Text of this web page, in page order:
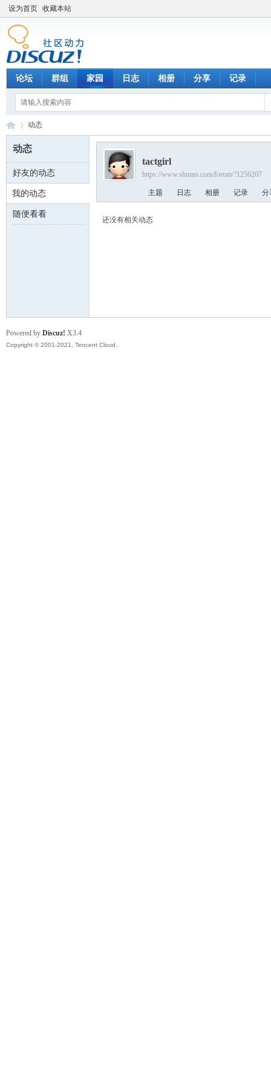
设为首页 收藏本站
论坛 群组 家园 日志 相册 分享 记录
数 ›
动态
动态
好友的动态
我的动态
随便看看
tactgirl
https://www.shumo.com/forum/?1256207
主题 日志 相册 记录 分
还没有相关动态
Powered by Discuz! X3.4
Copyright © 2001-2021, Tencent Cloud.